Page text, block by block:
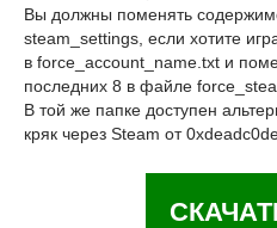
Вы должны поменять
steam_settings, если хотите
в force_account_name.txt и
последних 8 в файле
В той же папке доступен
кряк через Steam от